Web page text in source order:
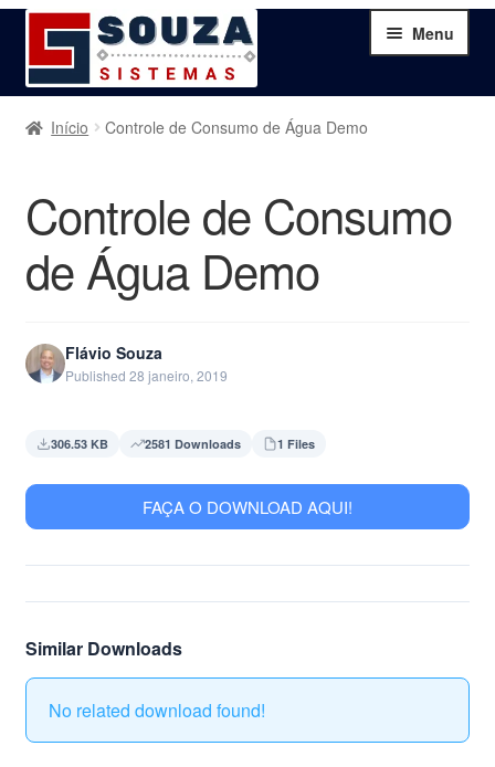
Pular
para
navegação
Pular
para
o
conteúdo
Menu
Home
Serviços
Blog
Início Controle de Consumo de Água Demo
Controle de Consumo
de Água Demo
Flávio Souza
Published 28 janeiro, 2019
306.53 KB 2581 Downloads 1 Files
FAÇA O DOWNLOAD AQUI!
Similar Downloads
No related download found!